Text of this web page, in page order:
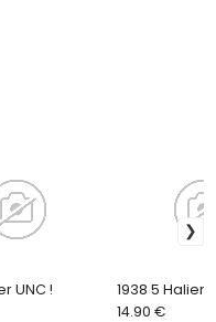
UNC !
1938 5 Halier
14.90 €